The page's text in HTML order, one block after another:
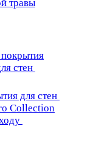
травы
стен
для стен
Collection